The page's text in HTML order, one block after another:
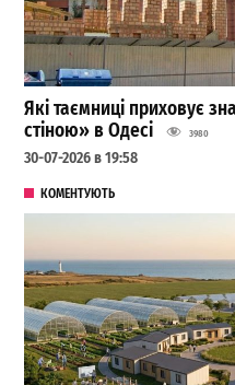
Які таємниці приховує
стіною» в Одесі
3980
30-07-2026 в 19:58
КОМЕНТУЮТЬ